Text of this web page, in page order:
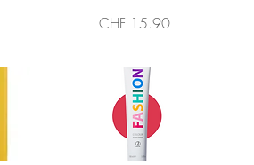
Preis
CHF 15.90